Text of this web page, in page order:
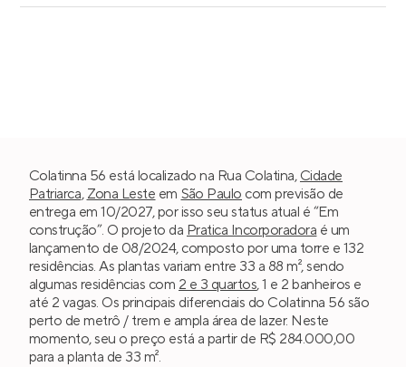
Colatinna 56 está localizado na Rua Colatina, Cidade
Patriarca, Zona Leste em São Paulo com previsão de
entrega em 10/2027, por isso seu status atual é “Em
construção”. O projeto da Pratica Incorporadora é um
lançamento de 08/2024, composto por uma torre e 132
residências. As plantas variam entre 33 a 88 m², sendo
algumas residências com 2 e 3 quartos, 1 e 2 banheiros e
até 2 vagas. Os principais diferenciais do Colatinna 56 são
perto de metrô / trem e ampla área de lazer. Neste
momento, seu o preço está a partir de R$ 284.000,00
para a planta de 33 m².